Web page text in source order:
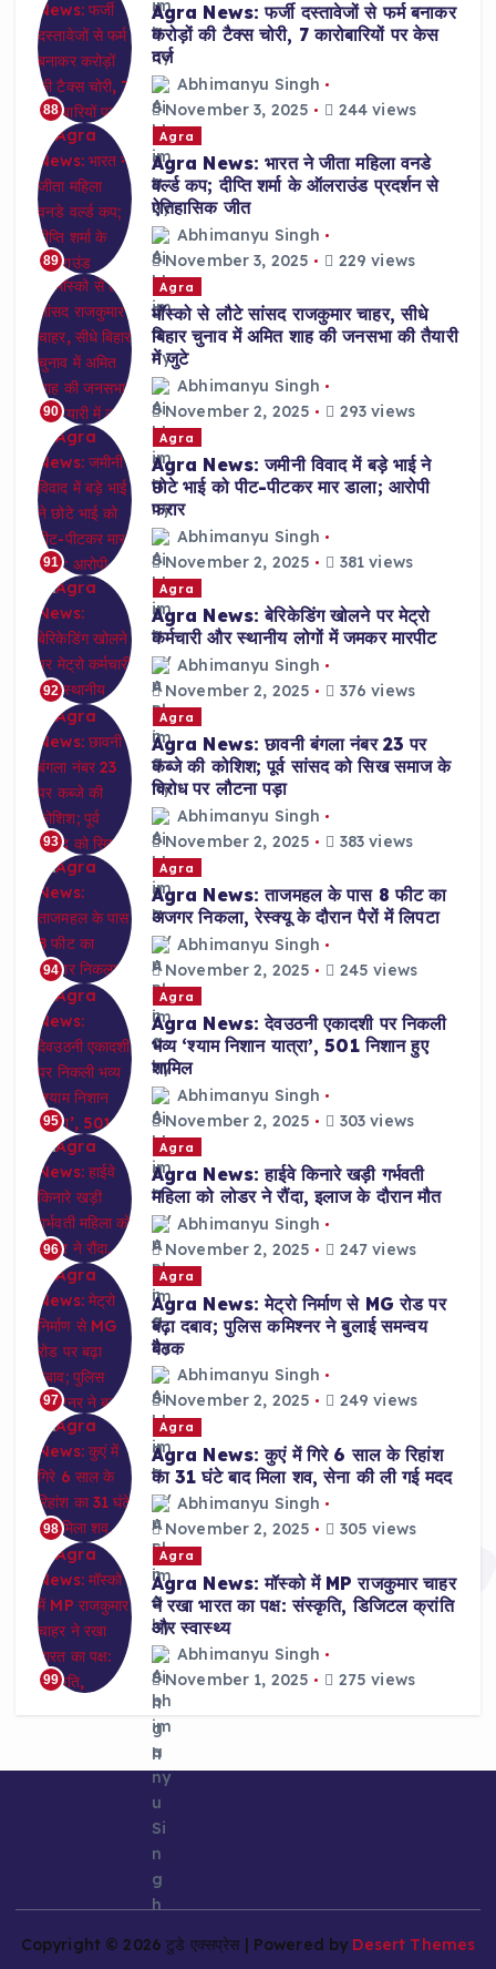
88
Agra News: फर्जी दस्तावेजों से फर्म बनाकर
करोड़ों की टैक्स चोरी, 7 कारोबारियों पर केस
दर्ज
Abhimanyu Singh
November 3, 2025
244 views
89
Agra
Agra News: भारत ने जीता महिला वनडे
वर्ल्ड कप; दीप्ति शर्मा के ऑलराउंड प्रदर्शन से
ऐतिहासिक जीत
Abhimanyu Singh
November 3, 2025
229 views
90
Agra
मॉस्को से लौटे सांसद राजकुमार चाहर, सीधे
बिहार चुनाव में अमित शाह की जनसभा की तैयारी
में जुटे
Abhimanyu Singh
November 2, 2025
293 views
91
Agra
Agra News: जमीनी विवाद में बड़े भाई ने
छोटे भाई को पीट-पीटकर मार डाला; आरोपी
फरार
Abhimanyu Singh
November 2, 2025
381 views
92
Agra
Agra News: बेरिकेडिंग खोलने पर मेट्रो
कर्मचारी और स्थानीय लोगों में जमकर मारपीट
Abhimanyu Singh
November 2, 2025
376 views
93
Agra
Agra News: छावनी बंगला नंबर 23 पर
कब्जे की कोशिश; पूर्व सांसद को सिख समाज के
विरोध पर लौटना पड़ा
Abhimanyu Singh
November 2, 2025
383 views
94
Agra
Agra News: ताजमहल के पास 8 फीट का
अजगर निकला, रेस्क्यू के दौरान पैरों में लिपटा
Abhimanyu Singh
November 2, 2025
245 views
95
Agra
Agra News: देवउठनी एकादशी पर निकली
भव्य ‘श्याम निशान यात्रा’, 501 निशान हुए
शामिल
Abhimanyu Singh
November 2, 2025
303 views
96
Agra
Agra News: हाईवे किनारे खड़ी गर्भवती
महिला को लोडर ने रौंदा, इलाज के दौरान मौत
Abhimanyu Singh
November 2, 2025
247 views
97
Agra
Agra News: मेट्रो निर्माण से MG रोड पर
बढ़ा दबाव; पुलिस कमिश्नर ने बुलाई समन्वय
बैठक
Abhimanyu Singh
November 2, 2025
249 views
98
Agra
Agra News: कुएं में गिरे 6 साल के रिहांश
का 31 घंटे बाद मिला शव, सेना की ली गई मदद
Abhimanyu Singh
November 2, 2025
305 views
99
Agra
Agra News: मॉस्को में MP राजकुमार चाहर
ने रखा भारत का पक्ष: संस्कृति, डिजिटल क्रांति
और स्वास्थ्य
Abhimanyu Singh
November 1, 2025
275 views
Copyright © 2026 टुडे एक्सप्रेस | Powered by Desert Themes